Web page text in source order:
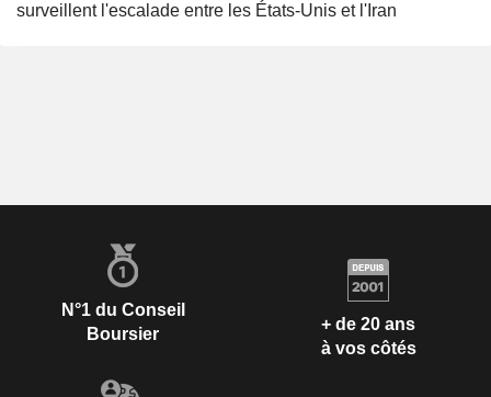
surveillent l'escalade entre les États-Unis et l'Iran
N°1 du Conseil
Boursier
+ de 20 ans
à vos côtés